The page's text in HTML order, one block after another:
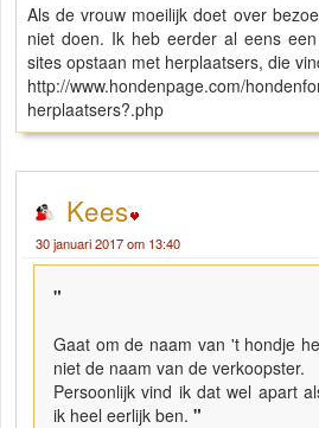
Als de vrouw moeilijk doet over
niet doen. Ik heb eerder al eens
sites opstaan met herplaatsers, die
http://www.hondenpage.com/
herplaatsers?.php
Kees
30 januari 2017 om 13:40
"
Gaat om de naam van 't hondje
niet de naam van de verkoopster.
Persoonlijk vind ik dat wel apart
ik heel eerlijk ben. "